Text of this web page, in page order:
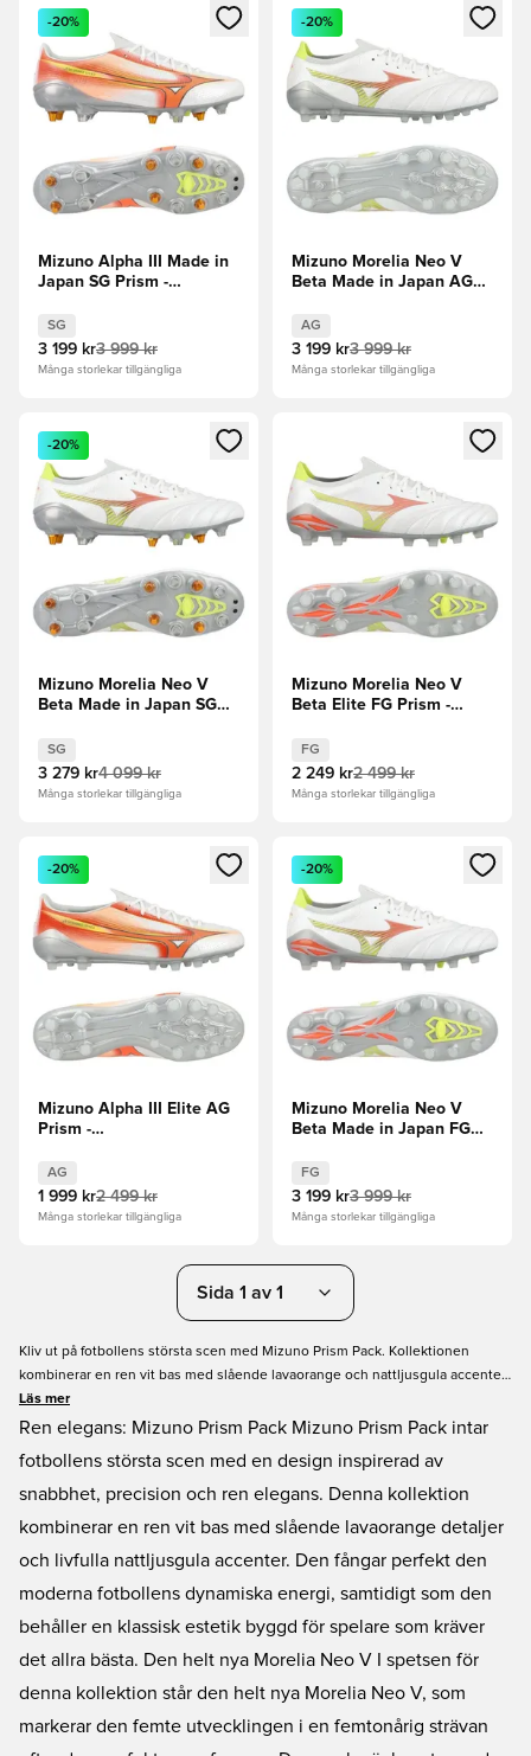
Öppnar en Modal för att logga in eller registrera dig som
-20%
Mizuno Alpha III Made in
Japan SG Prism -
SG
3 199 kr3 999 kr
Många storlekar tillgängliga
Öppnar en Modal för att
-20%
Mizuno Morelia Neo V
Beta Made in Japan AG
Vit/Orange/Evening Prim
AG
3 199 kr3 999 kr
Många storlekar tillgängliga
Öppnar en Modal för att logga in eller registrera dig som
-20%
Mizuno Morelia Neo V
Beta Made in Japan SG
Vit/Orange/Evening Prim
SG
3 279 kr4 099 kr
Många storlekar tillgängliga
Öppnar en Modal för att
Mizuno Morelia Neo V
Beta Elite FG Prism -
FG
2 249 kr2 499 kr
Många storlekar tillgängliga
Öppnar en Modal för att logga in eller registrera dig som
-20%
Mizuno Alpha III Elite AG
Prism -
AG
1 999 kr2 499 kr
Många storlekar tillgängliga
Öppnar en Modal för att
-20%
Mizuno Morelia Neo V
Beta Made in Japan FG
Vit/Orange/Evening Prim
FG
3 199 kr3 999 kr
Många storlekar tillgängliga
Sida 1 av 1
Kliv ut på fotbollens största scen med Mizuno Prism Pack. Kollektionen
kombinerar en ren vit bas med slående lavaorange och nattljusgula accenter,
och är inspirerad av snabbhet, precision och elegans. I spetsen står den helt
nya Morelia Neo V, som förenar förstklassigt japanskt hantverk med modern
barfotakänsla.
Läs mer
Ren elegans: Mizuno Prism Pack Mizuno Prism Pack intar
fotbollens största scen med en design inspirerad av
snabbhet, precision och ren elegans. Denna kollektion
kombinerar en ren vit bas med slående lavaorange detaljer
och livfulla nattljusgula accenter. Den fångar perfekt den
moderna fotbollens dynamiska energi, samtidigt som den
behåller en klassisk estetik byggd för spelare som kräver
det allra bästa. Den helt nya Morelia Neo V I spetsen för
denna kollektion står den helt nya Morelia Neo V, som
markerar den femte utvecklingen i en femtonårig strävan